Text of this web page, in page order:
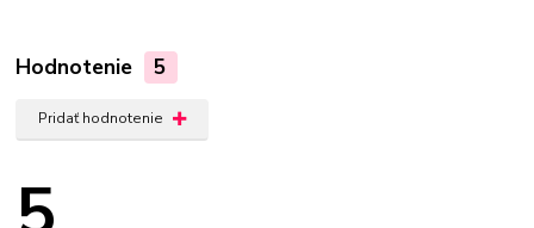
Hodnotenie 5
Pridať hodnotenie